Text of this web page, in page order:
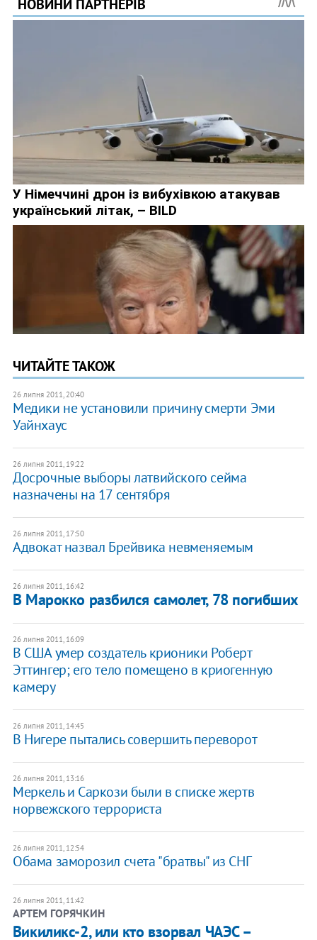
ЧИТАЙТЕ ТАКОЖ
26 липня 2011, 20:40
Медики не установили причину смерти Эми
Уайнхаус
26 липня 2011, 19:22
Досрочные выборы латвийского сейма
назначены на 17 сентября
26 липня 2011, 17:50
Адвокат назвал Брейвика невменяемым
26 липня 2011, 16:42
В Марокко разбился самолет, 78 погибших
26 липня 2011, 16:09
В США умер создатель крионики Роберт
Эттингер; его тело помещено в криогенную
камеру
26 липня 2011, 14:45
В Нигере пытались совершить переворот
26 липня 2011, 13:16
Меркель и Саркози были в списке жертв
норвежского террориста
26 липня 2011, 12:54
Обама заморозил счета "братвы" из СНГ
26 липня 2011, 11:42
АРТЕМ ГОРЯЧКИН
Викиликс-2, или кто взорвал ЧАЭС –